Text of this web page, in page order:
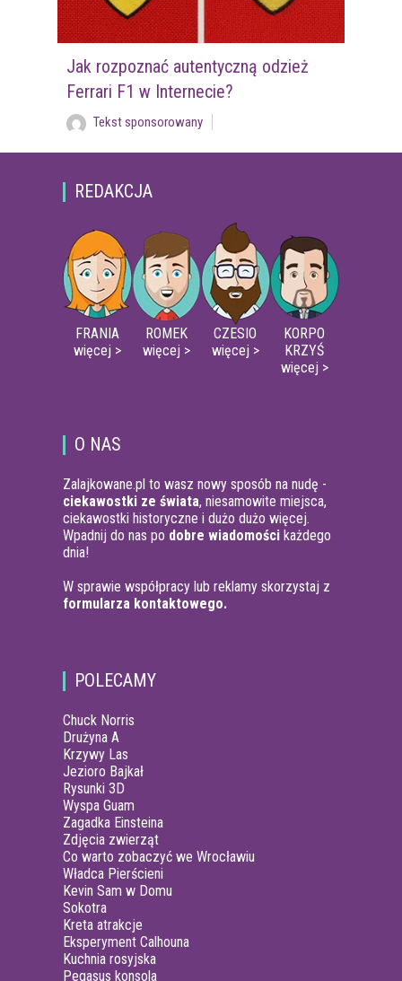
Jak rozpoznać autentyczną odzież
Ferrari F1 w Internecie?
Tekst sponsorowany
REDAKCJA
FRANIA
więcej >
ROMEK
więcej >
CZESIO
więcej >
KORPO
KRZYŚ
więcej >
O NAS
Zalajkowane.pl to wasz nowy sposób na nudę -
ciekawostki ze świata, niesamowite miejsca,
ciekawostki historyczne i dużo dużo więcej.
Wpadnij do nas po dobre wiadomości każdego
dnia!
W sprawie współpracy lub reklamy skorzystaj z
formularza kontaktowego.
POLECAMY
Chuck Norris
Drużyna A
Krzywy Las
Jezioro Bajkał
Rysunki 3D
Wyspa Guam
Zagadka Einsteina
Zdjęcia zwierząt
Co warto zobaczyć we Wrocławiu
Władca Pierścieni
Kevin Sam w Domu
Sokotra
Kreta atrakcje
Eksperyment Calhouna
Kuchnia rosyjska
Pegasus konsola